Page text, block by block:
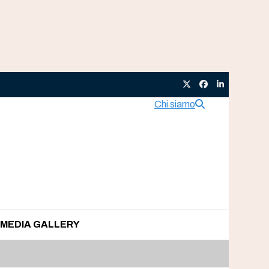
TwitterFacebook
LinkedIn
Chi siamo
MEDIA GALLERY